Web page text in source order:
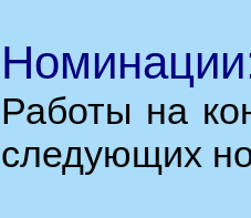
Работы на
следующих